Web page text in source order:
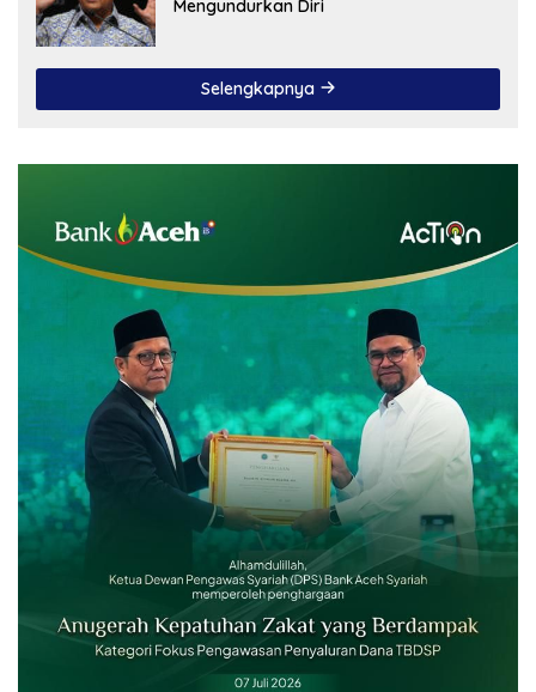
Mengundurkan Diri
Selengkapnya